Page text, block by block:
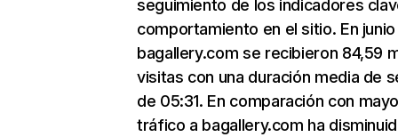
seguimiento de los indicadores
comportamiento en el sitio. En junio
bagallery.com se recibieron 84,59
visitas con una duración media de
de 05:31. En comparación con
tráfico a bagallery.com ha